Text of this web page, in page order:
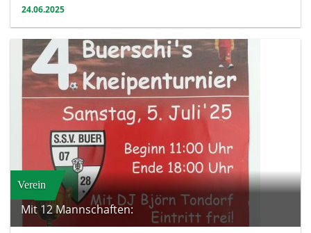
24.06.2025
Verein
Mit 12 Mannschaften: